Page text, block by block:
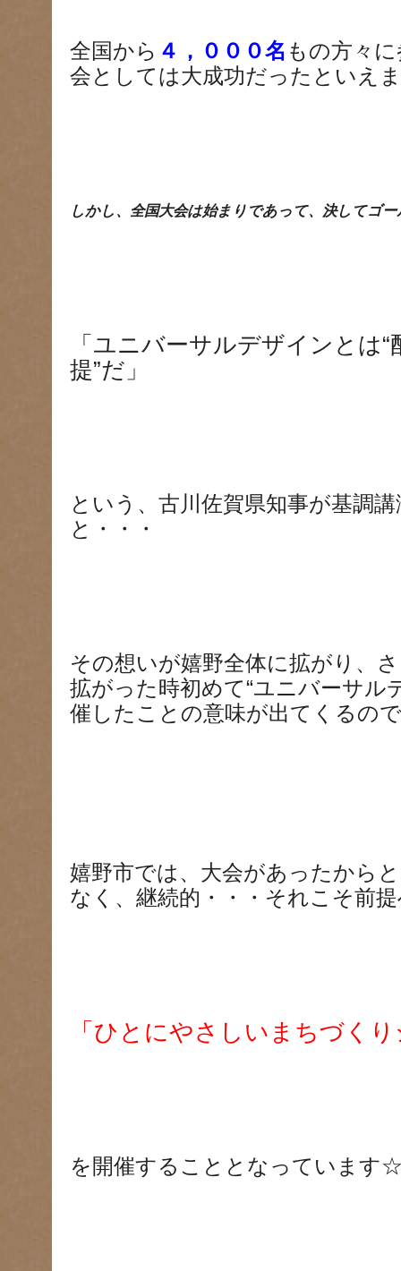
全国から ４，０００名 もの方々
会としては大成功だったとい
しかし、全国大会は始まりであって、決してゴ
「ユニバーサルデザインとは“
提”だ」
という、古川佐賀県知事が基調
と・・・
その想いが嬉野全体に拡がり、
拡がった時初めて“ユニバーサル
催したことの意味が出てくるの
嬉野市では、大会があったから
なく、継続的・・・それこそ前
「ひとにやさしいまちづく
を開催することとなっています